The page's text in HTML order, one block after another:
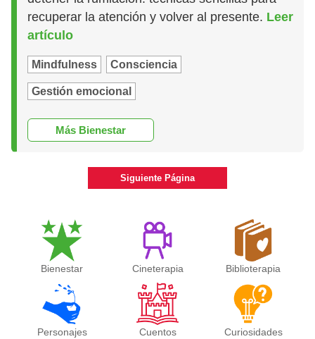
recuperar la atención y volver al presente. Leer
artículo
Mindfulness Consciencia
Gestión emocional
Más Bienestar
Siguiente Página
Bienestar Cineterapia Biblioterapia
Personajes Cuentos Curiosidades